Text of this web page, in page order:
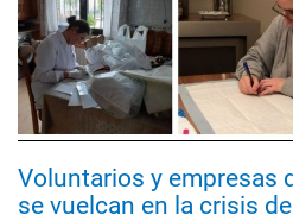
Voluntarios y empresas
se vuelcan en la crisis